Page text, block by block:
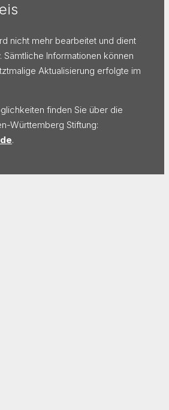
nicht mehr bearbeitet und dient
Sämtliche Informationen können
Aktualisierung erfolgte im
finden Sie über die
Württemberg Stiftung:
.